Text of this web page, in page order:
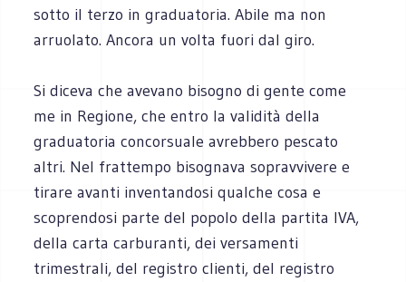
sotto il terzo in graduatoria. Abile ma non
arruolato. Ancora un volta fuori dal giro.
Si diceva che avevano bisogno di gente come
me in Regione, che entro la validità della
graduatoria concorsuale avrebbero pescato
altri. Nel frattempo bisognava sopravvivere e
tirare avanti inventandosi qualche cosa e
scoprendosi parte del popolo della partita IVA,
della carta carburanti, dei versamenti
trimestrali, del registro clienti, del registro